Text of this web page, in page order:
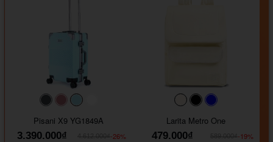
#40454a#b76e79
Pisani X9 YG1849A
3.390.000₫
-26%
#faf0e6#000000
Larita Metro One
479.000₫
-19%